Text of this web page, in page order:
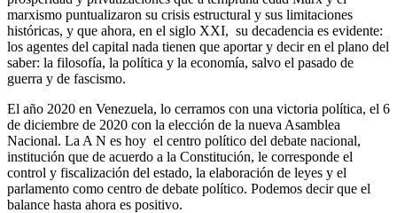
marxismo puntualizaron su crisis estructural y sus limitaciones
históricas, y que ahora, en el siglo XXI, su decadencia es evidente:
los agentes del capital nada tienen que aportar y decir en el plano del
saber: la filosofía, la política y la economía, salvo el pasado de
guerra y de fascismo.
El año 2020 en Venezuela, lo cerramos con una victoria política, el 6
de diciembre de 2020 con la elección de la nueva Asamblea
Nacional. La A N es hoy el centro político del debate nacional,
institución que de acuerdo a la Constitución, le corresponde el
control y fiscalización del estado, la elaboración de leyes y el
parlamento como centro de debate político. Podemos decir que el
balance hasta ahora es positivo.